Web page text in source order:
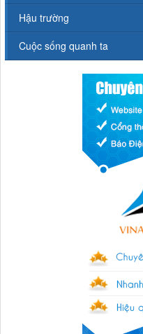
Hậu trường
Cuộc sống quanh ta